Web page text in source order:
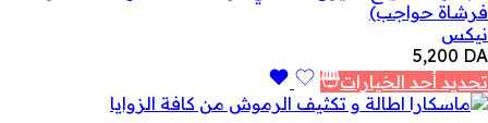
فرشاة حواجب)
نيكس
5,200 DA
تحديد أحد الخيارات